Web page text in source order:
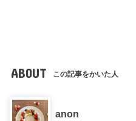
ABOUT この記事をかいた人
anon